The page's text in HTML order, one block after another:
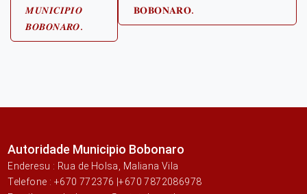
𝑴𝑼𝑵𝑰𝑪𝑰𝑷𝑰𝑶
𝑩𝑶𝑩𝑶𝑵𝑨𝑹𝑶.
𝐁𝐎𝐁𝐎𝐍𝐀𝐑𝐎.
Autoridade Municipio Bobonaro
Enderesu : Rua de Holsa, Maliana Vila
Telefone : +670 772376 |+670 7872086978